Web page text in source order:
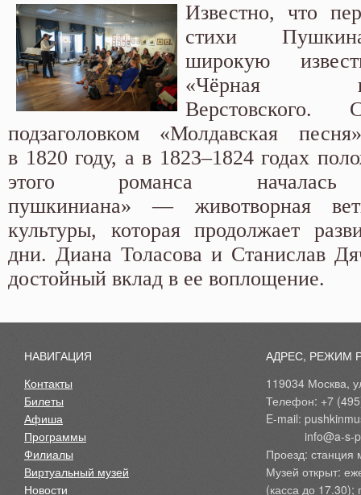
Известно, что
стихи
широкую
Верстовского.
подзаголовком «Молдавская
в 1820 году, а в 1823–1824 годах
этого романса началась
пушкиниана» — животворная
культуры, которая продолжает
дни. Диана Толасова и Станислав
достойный вклад в ее воплощение.
НАВИГАЦИЯ
Контакты
Билеты
Афиша
Программы
Филиалы
Виртуальный музей
Новости
АДРЕС, РЕЖИМ
119034 Москва,
Телефон: +7
E-mail:
Проезд: станция
Музей открыт:
(касса до 17.30);